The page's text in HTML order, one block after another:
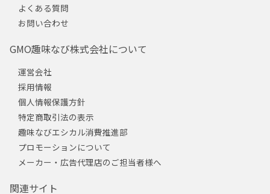
よくある質問
お問い合わせ
GMO趣味なび株式会社について
運営会社
採用情報
個人情報保護方針
特定商取引法の表示
趣味なびエシカル消費推進部
プロモーションについて
メーカー・広告代理店のご担当者様へ
関連サイト